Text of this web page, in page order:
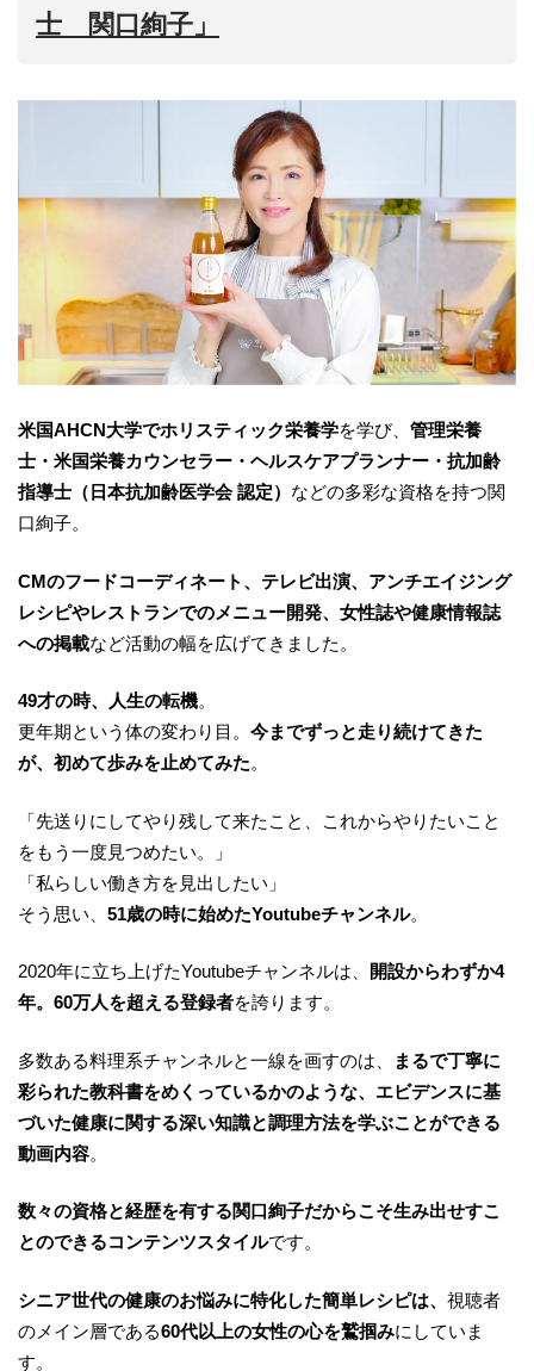
士 関口絢子」
米国AHCN大学でホリスティック栄養学を学び、 管理栄養
士・米国栄養カウンセラー・ヘルスケアプランナー・抗加齢
指導士（日本抗加齢医学会 認定） などの多彩な資格を持つ関
口絢子。
CMのフードコーディネート、テレビ出演、アンチエイジング
レシピやレストランでのメニュー開発、女性誌や健康情報誌
への掲載など活動の幅を広げてきました。
49才の時、人生の転機。
更年期という体の変わり目。 今までずっと走り続けてきた
が、初めて歩みを止めてみた。
「先送りにしてやり残して来たこと、これからやりたいこと
をもう一度見つめたい。」
「私らしい働き方を見出したい」
そう思い、 51歳の時に始めたYoutubeチャンネル。
2020年に立ち上げたYoutubeチャンネルは、
開設からわずか4
年。60万人を超える登録者を誇ります。
多数ある料理系チャンネルと一線を画すのは、
まるで丁寧に
彩られた教科書をめくっているかのような、エビデンスに基
づいた健康に関する深い知識と調理方法を学ぶことができる
動画内容。
数々の資格と経歴を有する関口絢子だからこそ生み出せすこ
とのできるコンテンツスタイルです。
シニア世代の健康のお悩みに特化した簡単レシピは、 視聴者
のメイン層である60代以上の女性の心を鷲掴みにしていま
す。